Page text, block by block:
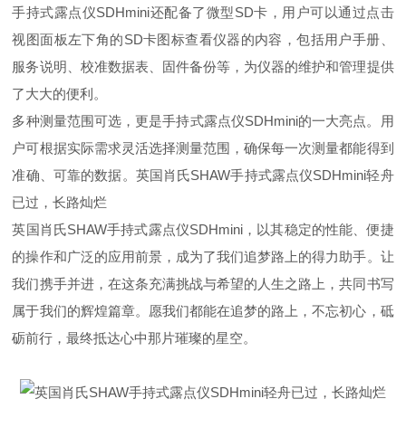
手持式露点仪SDHmini还配备了微型SD卡，用户可以通过点击
视图面板左下角的SD卡图标查看仪器的内容，包括用户手册、
服务说明、校准数据表、固件备份等，为仪器的维护和管理提供
了大大的便利。
多种测量范围可选，更是手持式露点仪SDHmini的一大亮点。用
户可根据实际需求灵活选择测量范围，确保每一次测量都能得到
准确 、可靠的数据。英国肖氏SHAW手持式露点仪SDHmini轻舟
已过，长路灿烂
英国肖氏SHAW手持式露点仪SDHmini ，以其稳定的性能、便捷
的操作和广泛的应用前景，成为了我们追梦路上的得力助手。让
我们携手并进，在这条充满挑战与希望的人生之路上，共同书写
属于我们的辉煌篇章。愿我们都能在追梦的路上，不忘初心，砥
砺前行，最终抵达心中那片璀璨的星空。